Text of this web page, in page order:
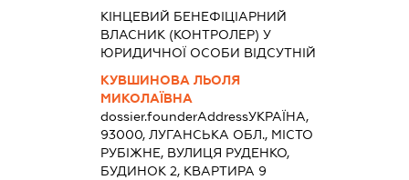
КІНЦЕВИЙ БЕНЕФІЦІАРНИЙ
ВЛАСНИК (КОНТРОЛЕР) У
ЮРИДИЧНОЇ ОСОБИ ВІДСУТНІЙ
КУВШИНОВА ЛЬОЛЯ
МИКОЛАЇВНА
dossier.founderAddressУКРАЇНА,
93000, ЛУГАНСЬКА ОБЛ., МІСТО
РУБІЖНЕ, ВУЛИЦЯ РУДЕНКО,
БУДИНОК 2, КВАРТИРА 9